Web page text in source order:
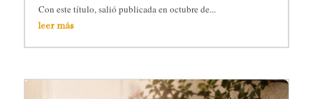
Con este título, salió publicada en octubre de...
leer más